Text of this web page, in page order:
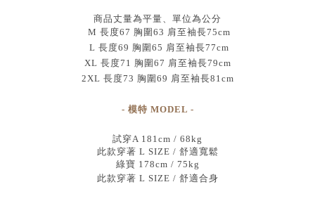
商品丈量為平量、單位為公分
M 長度67 胸圍63 肩至袖長75cm
L 長度69 胸圍65 肩至袖長77cm
XL 長度71 胸圍67 肩至袖長79cm
2XL 長度73 胸圍69 肩至袖長81cm
- 模特 MODEL -
試穿A 181cm / 68kg
此款穿著 L SIZE / 舒適寬鬆
綠寶 178cm / 75kg
此款穿著 L SIZE / 舒適合身